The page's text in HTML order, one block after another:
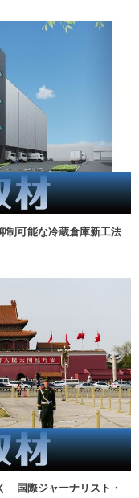
制可能な冷蔵倉庫新工法
国際ジャーナリスト・